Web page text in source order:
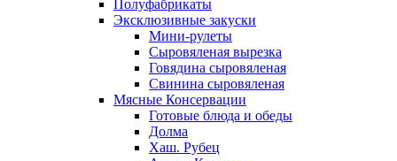
Полуфабрикаты
Эксклюзивные закуски
Мини-рулеты
Сыровяленая вырезка
Говядина сыровяленая
Свинина сыровяленая
Мясные Консервации
Готовые блюда и обеды
Долма
Хаш. Рубец